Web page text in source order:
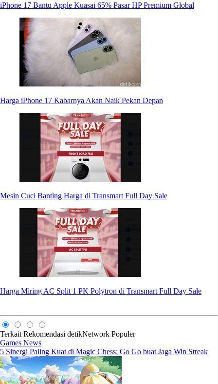
iPhone 17 Bantu Apple Kuasai 65% Pasar HP Premium Global
Harga iPhone 17 Kabarnya Akan Naik Pekan Depan
Mesin Cuci Banting Harga di Transmart Full Day Sale
Harga Miring AC Split 1 PK Polytron di Transmart Full Day Sale
Terkait Rekomendasi detikNetwork Populer
Games News
5 Sinergi Paling Kuat di Magic Chess: Go Go buat Jaga Win Streak